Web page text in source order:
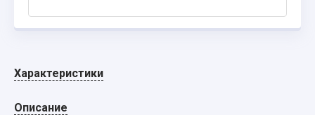
Характеристики
Описание